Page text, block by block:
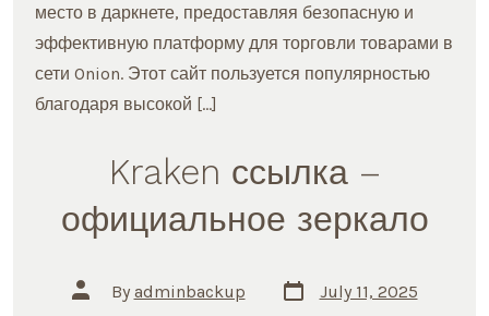
место в даркнете, предоставляя безопасную и
эффективную платформу для торговли товарами в
сети Onion. Этот сайт пользуется популярностью
благодаря высокой […]
Kraken ссылка –
официальное зеркало
Post
author
By adminbackup
Post
date
July 11, 2025